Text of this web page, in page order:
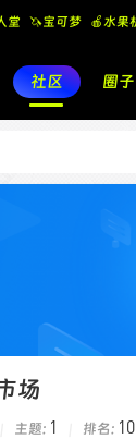
堂 🦄宝可梦 🍎水果
社区 圈子
场
主题: 1 排名: 10